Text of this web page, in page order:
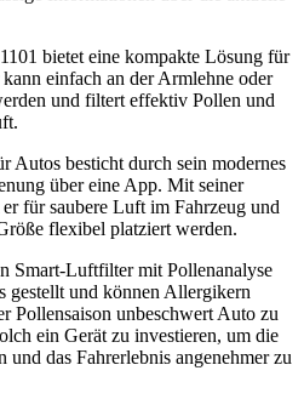
bietet eine kompakte Lösung für
einfach an der Armlehne oder
und filtert effektiv Pollen und
besticht durch sein modernes
über eine App. Mit seiner
für saubere Luft im Fahrzeug und
flexibel platziert werden.
Smart-Luftfilter mit Pollenanalyse
gestellt und können Allergikern
Pollensaison unbeschwert Auto zu
ein Gerät zu investieren, um die
und das Fahrerlebnis angenehmer zu